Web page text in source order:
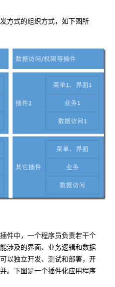
方式的组织方式，如下图所
件中，一个程序员负责若干个
涉及的界面、业务逻辑和数据
以独立开发、测试和部署，开
。下图是一个插件化应用程序